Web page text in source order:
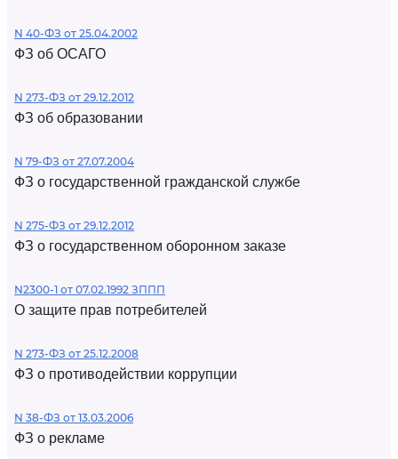
N 40-ФЗ от 25.04.2002
ФЗ об ОСАГО
N 273-ФЗ от 29.12.2012
ФЗ об образовании
N 79-ФЗ от 27.07.2004
ФЗ о государственной гражданской службе
N 275-ФЗ от 29.12.2012
ФЗ о государственном оборонном заказе
N2300-1 от 07.02.1992 ЗППП
О защите прав потребителей
N 273-ФЗ от 25.12.2008
ФЗ о противодействии коррупции
N 38-ФЗ от 13.03.2006
ФЗ о рекламе